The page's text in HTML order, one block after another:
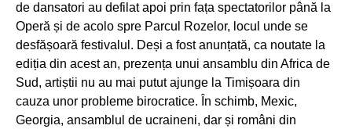
de dansatori au defilat apoi prin fața spectatorilor până la
Operă și de acolo spre Parcul Rozelor, locul unde se
desfășoară festivalul. Deși a fost anunțată, ca noutate la
ediția din acest an, prezența unui ansamblu din Africa de
Sud, artiștii nu au mai putut ajunge la Timișoara din
cauza unor probleme birocratice. În schimb, Mexic,
Georgia, ansamblul de ucraineni, dar și români din